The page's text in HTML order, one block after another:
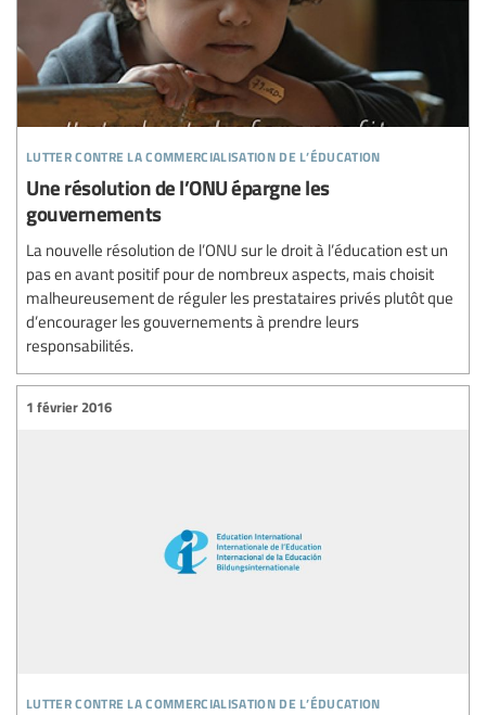
lutter contre la commercialisation de l’éducation
Une résolution de l’ONU épargne les
gouvernements
La nouvelle résolution de l’ONU sur le droit à l’éducation est un
pas en avant positif pour de nombreux aspects, mais choisit
malheureusement de réguler les prestataires privés plutôt que
d’encourager les gouvernements à prendre leurs
responsabilités.
lutter contre la commercialisation de l’éducation
1 février 2016